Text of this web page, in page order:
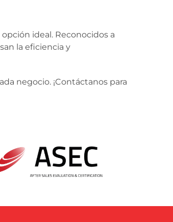
opción ideal. Reconocidos a
la eficiencia y
negocio. ¡Contáctanos para